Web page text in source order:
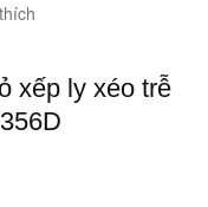
xếp ly xéo trễ